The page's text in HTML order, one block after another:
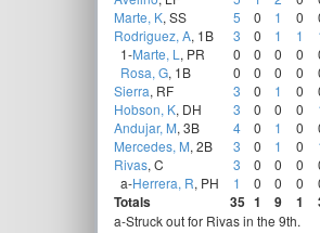
Marte, K, SS 5 0 1 0
Rodriguez, A, 1B 3 0 1 1
1-Marte, L , PR 0 0 0 0
Rosa, G, 1B 0 0 0 0
Sierra, RF 3 0 1 0
Hobson, K, DH 3 0 0 0
Andujar, M, 3B 4 0 1 0
Mercedes, M, 2B 3 0 1 0
Rivas, C 3 0 0 0
a-Herrera, R, PH 1 0 0 0
Totals 35 1 9 1
a-Struck out for Rivas in the 9th.